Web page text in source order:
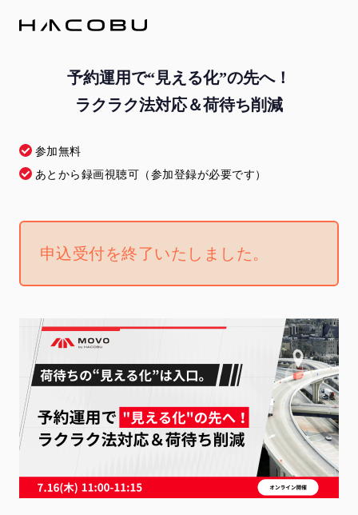
予約運用で“見える化”の先へ！
ラクラク法対応＆荷待ち削減
参加無料
あとから録画視聴可（参加登録が必要です）
申込受付を終了いたしました。